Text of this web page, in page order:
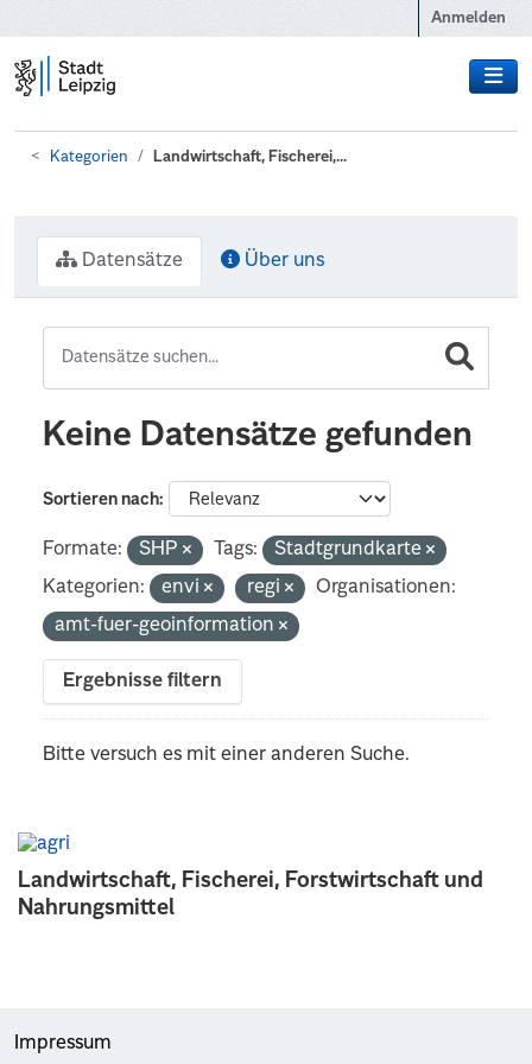
Anmelden
Kategorien Landwirtschaft, Fischerei,...
Landwirtschaft, Fischerei, Forstwirtschaft und
Nahrungsmittel
Datensätze Über uns
Keine Datensätze gefunden
Sortieren nach
Formate: SHP Tags:
Stadtgrundkarte
Kategorien:
envi regi
Organisationen:
amt-fuer-geoinformation
Ergebnisse filtern
Bitte versuch es mit einer anderen Suche.
Impressum